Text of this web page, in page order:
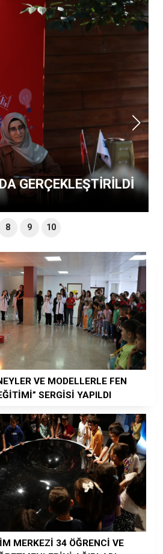
GERÇEKLEŞTİRİLDİ
8 9 10
VE MODELLERLE FEN
SERGİSİ YAPILDI
MERKEZİ 34 ÖĞRENCİ VE